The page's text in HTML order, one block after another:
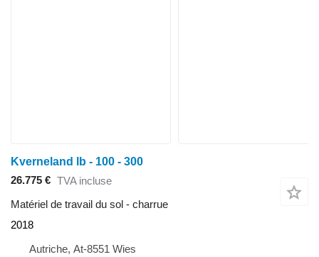
Kverneland lb - 100 - 300
26.775 € TVA incluse
Matériel de travail du sol - charrue
2018
Autriche, At-8551 Wies